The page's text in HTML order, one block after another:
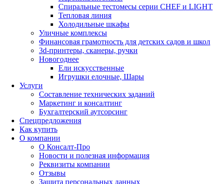
Спиральные тестомесы серии CHEF и LIGHT
Тепловая линия
Холодильные шкафы
Уличные комплексы
Финансовая грамотность для детских садов и школ
3d-принтеры, сканеры, ручки
Новогоднее
Ели искусственные
Игрушки елочные, Шары
Услуги
Составление технических заданий
Маркетинг и консалтинг
Бухгалтерский аутсорсинг
Спецпредложения
Как купить
О компании
О Консалт-Про
Новости и полезная информация
Реквизиты компании
Отзывы
Защита персональных данных